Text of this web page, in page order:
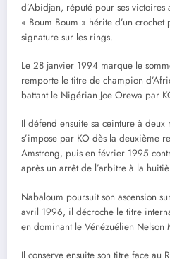
d’Abidjan, réputé pour ses victoires
« Boum Boum » hérite d’un
signature sur les rings.
Le 28 janvier 1994 marque le
remporte le titre de champion
battant le Nigérian Joe Orewa par
Il défend ensuite sa ceinture à
s’impose par KO dès la deuxième
Amstrong, puis en février 1995
après un arrêt de l’arbitre à la
Nabaloum poursuit son ascension
avril 1996, il décroche le titre
en dominant le Vénézuélien Nelson
Il conserve ensuite son titre face au